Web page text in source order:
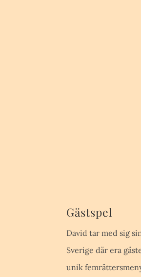
Gästspel
David tar med sig
Sverige där era
unik